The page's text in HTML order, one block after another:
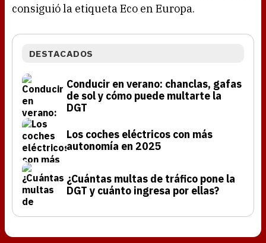
consiguió la etiqueta Eco en Europa.
DESTACADOS
Conducir en verano: chanclas, gafas
de sol y cómo puede multarte la
DGT
Los coches eléctricos con más
autonomía en 2025
¿Cuántas multas de tráfico pone la
DGT y cuánto ingresa por ellas?